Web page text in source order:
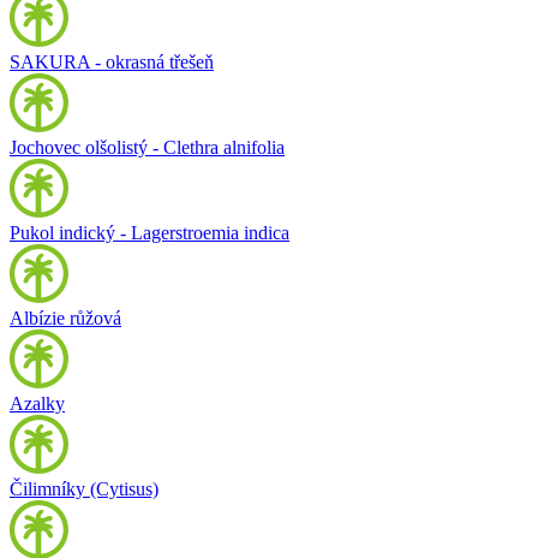
SAKURA - okrasná třešeň
Jochovec olšolistý - Clethra alnifolia
Pukol indický - Lagerstroemia indica
Albízie růžová
Azalky
Čilimníky (Cytisus)